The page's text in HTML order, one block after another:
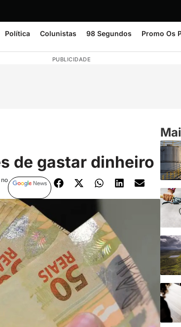
Política Colunistas 98 Segundos Promo Os
PUBLICIDADE
de gastar dinheiro